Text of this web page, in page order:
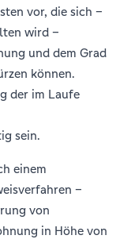
vor, die sich –
wird –
und dem Grad
können.
der im Laufe
sein.
einem
–
von
in Höhe von